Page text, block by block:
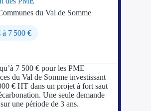
du Val de Somme
7 500 €
7 500 € pour les PME
du Val de Somme investissant
€ HT dans un projet à fort saut
Une seule demande
une période de 3 ans.